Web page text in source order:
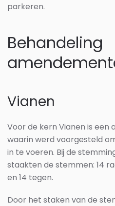
parkeren.
Behandeling
Vianen
Voor de kern Vianen is een
waarin werd voorgesteld
in te voeren. Bij de
staakten de stemmen: 14
en 14 tegen.
Door het staken van de